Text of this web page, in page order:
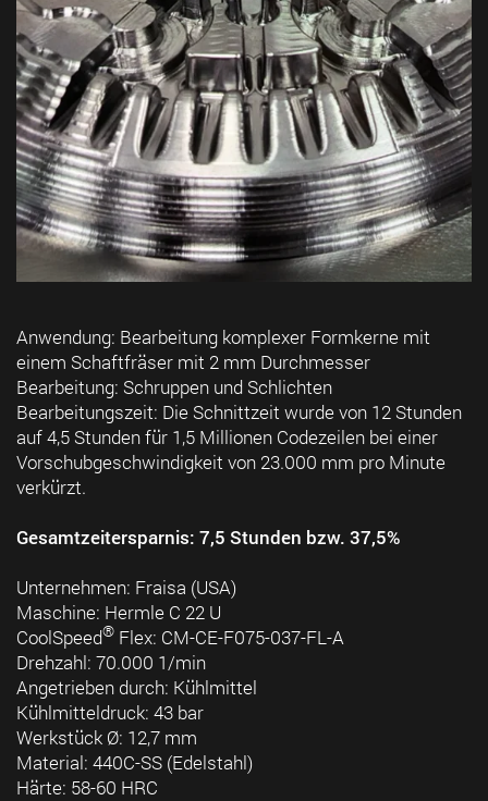
Anwendung: Bearbeitung komplexer Formkerne mit
einem Schaftfräser mit 2 mm Durchmesser
Bearbeitung: Schruppen und Schlichten
Bearbeitungszeit: Die Schnittzeit wurde von 12 Stunden
auf 4,5 Stunden für 1,5 Millionen Codezeilen bei einer
Vorschubgeschwindigkeit von 23.000 mm pro Minute
verkürzt.
Gesamtzeitersparnis: 7,5 Stunden bzw. 37,5%
Unternehmen: Fraisa (USA)
Maschine: Hermle C 22 U
CoolSpeed® Flex: CM-CE-F075-037-FL-A
Drehzahl: 70.000 1/min
Angetrieben durch: Kühlmittel
Kühlmitteldruck: 43 bar
Werkstück Ø: 12,7 mm
Material: 440C-SS (Edelstahl)
Härte: 58-60 HRC